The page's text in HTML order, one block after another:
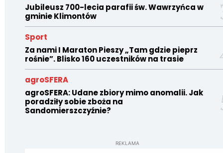
Jubileusz 700-lecia parafii św. Wawrzyńca w
gminie Klimontów
Sport
Za nami I Maraton Pieszy „Tam gdzie pieprz
rośnie”. Blisko 160 uczestników na trasie
agroSFERA
agroSFERA: Udane zbiory mimo anomalii. Jak
poradziły sobie zboża na
Sandomierszczyźnie?
REKLAMA